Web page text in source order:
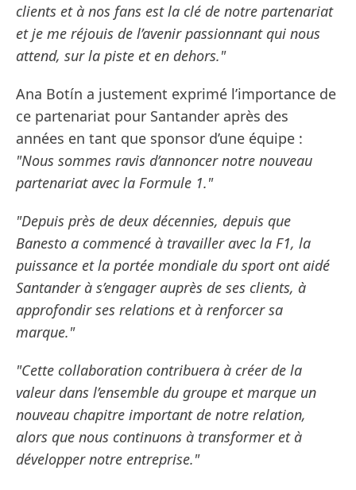
clients et à nos fans est la clé de notre partenariat
et je me réjouis de l’avenir passionnant qui nous
attend, sur la piste et en dehors."
Ana Botín a justement exprimé l’importance de
ce partenariat pour Santander après des
années en tant que sponsor d’une équipe :
"Nous sommes ravis d’annoncer notre nouveau
partenariat avec la Formule 1."
"Depuis près de deux décennies, depuis que
Banesto a commencé à travailler avec la F1, la
puissance et la portée mondiale du sport ont aidé
Santander à s’engager auprès de ses clients, à
approfondir ses relations et à renforcer sa
marque."
"Cette collaboration contribuera à créer de la
valeur dans l’ensemble du groupe et marque un
nouveau chapitre important de notre relation,
alors que nous continuons à transformer et à
développer notre entreprise."